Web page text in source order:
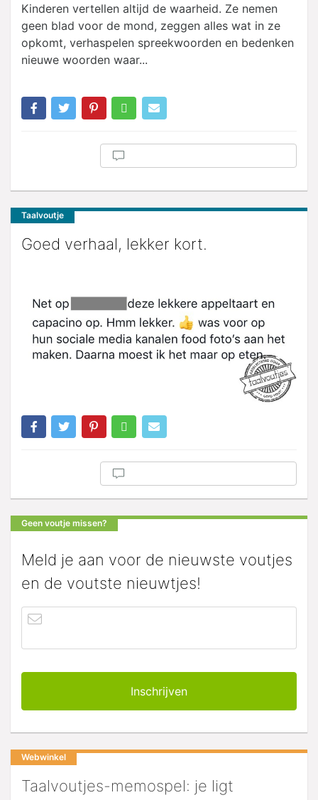
Kinderen vertellen altijd de waarheid. Ze nemen
geen blad voor de mond, zeggen alles wat in ze
opkomt, verhaspelen spreekwoorden en bedenken
nieuwe woorden waar...
Taalvoutje
Goed verhaal, lekker kort.
Geen voutje missen?
Meld je aan voor de nieuwste voutjes
en de voutste nieuwtjes!
Webwinkel
Taalvoutjes-memospel: je ligt